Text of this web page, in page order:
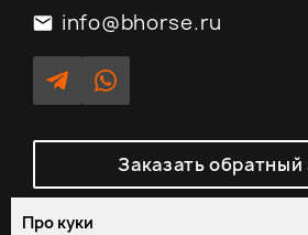
info@bhorse.ru
Заказать обратный
Про куки